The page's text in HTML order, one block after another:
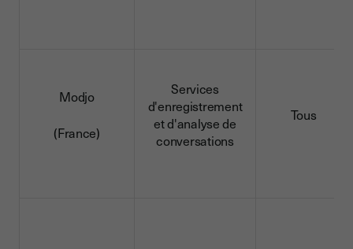
Modjo
(France)
Services
d'enregistrement
et d'analyse de
conversations
Tous